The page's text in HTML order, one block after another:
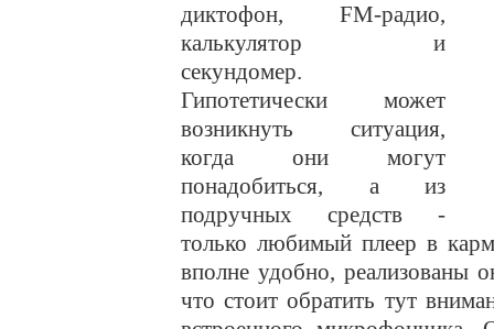
диктофон, FM-радио,
калькулятор и
секундомер.
Гипотетически может
возникнуть ситуация,
когда они могут
понадобиться, а из
подручных средств -
только любимый плеер в
вполне удобно, реализованы
что стоит обратить тут